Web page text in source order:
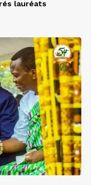
lauréats